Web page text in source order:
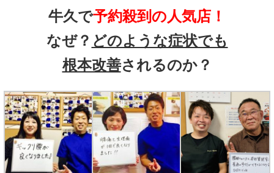
牛久で予約殺到の人気店！
なぜ？ どのような症状でも
根本改善されるのか？